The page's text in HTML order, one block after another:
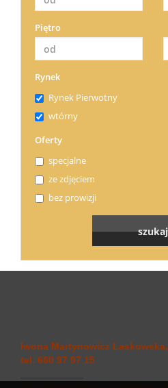
Piętro
Rynek
Rynek Pierwotny
wtórny
Oferty
specjalne
ze zdjęciem
bez prowizji
Iwona Martynowicz Laskowska,
tel. 660 97 97 15